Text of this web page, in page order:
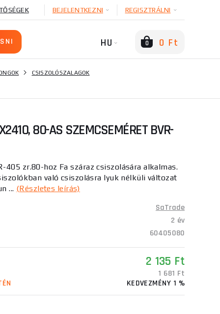
BEJELENTKEZNI REGISZTRÁLNI
HU 0 0 Ft
CSISZOLÓSZALAGOK
80-AS SZEMCSEMÉRET BVR-
405 zr.80-hoz Fa száraz csiszolására alkalmas.
való csiszolásra lyuk nélküli változat
... (Részletes leírás)
SaTrade
2 év
60405080
2 135 Ft
1 681 Ft
KEDVEZMÉNY 1 %